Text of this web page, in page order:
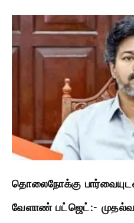
தொலைநோக்கு
வேளாண் பட்ஜெட்:-